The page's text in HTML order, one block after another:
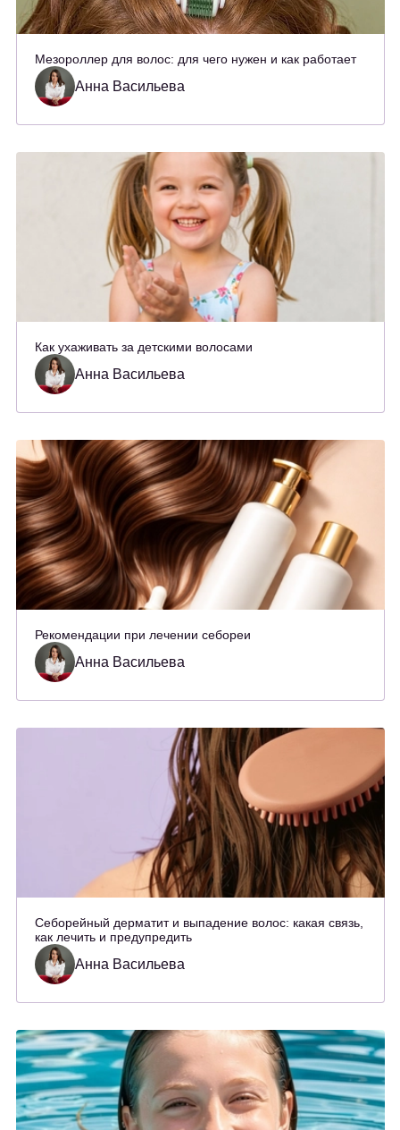
Мезороллер для волос: для чего нужен и как работает
Анна Васильева
Как ухаживать за детскими волосами
Анна Васильева
Рекомендации при лечении себореи
Анна Васильева
Себорейный дерматит и выпадение волос: какая связь,
как лечить и предупредить
Анна Васильева